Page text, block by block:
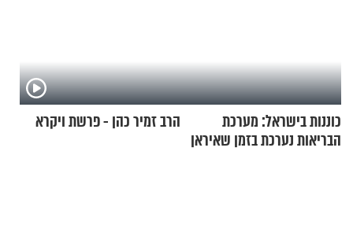
כוננות בישראל: מערכת
הבריאות נערכת בזמן שאיראן
הרב זמיר כהן - פרשת ויקרא